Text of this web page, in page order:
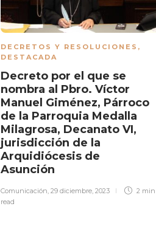
DECRETOS Y RESOLUCIONES ,
DESTACADA
Decreto por el que se
nombra al Pbro. Víctor
Manuel Giménez, Párroco
de la Parroquia Medalla
Milagrosa, Decanato VI,
jurisdicción de la
Arquidiócesis de
Asunción
Comunicación, 29 diciembre, 2023
2 min
read